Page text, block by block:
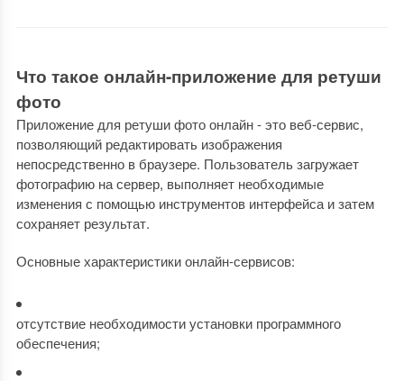
Что такое онлайн-приложение для ретуши
фото
Приложение для ретуши фото онлайн - это веб-сервис,
позволяющий редактировать изображения
непосредственно в браузере. Пользователь загружает
фотографию на сервер, выполняет необходимые
изменения с помощью инструментов интерфейса и затем
сохраняет результат.
Основные характеристики онлайн-сервисов:
отсутствие необходимости установки программного
обеспечения;